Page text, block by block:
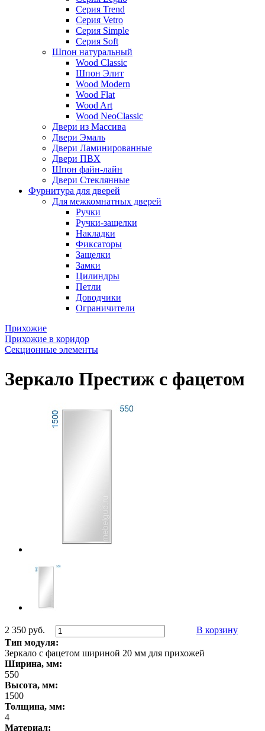
Серия Trend
Серия Vetro
Серия Simple
Серия Soft
Шпон натуральный
Wood Classic
Шпон Элит
Wood Modern
Wood Flat
Wood Art
Wood NeoClassic
Двери из Массива
Двери Эмаль
Двери Ламинированные
Двери ПВХ
Шпон файн-лайн
Двери Стеклянные
Фурнитура для дверей
Для межкомнатных дверей
Ручки
Ручки-защелки
Накладки
Фиксаторы
Защелки
Замки
Цилиндры
Петли
Доводчики
Ограничители
Прихожие
Прихожие в коридор
Секционные элементы
Зеркало Престиж с фацетом
2 350 руб.
В корзину
Тип модуля:
Зеркало с фацетом шириной 20 мм для прихожей
Ширина, мм:
550
Высота, мм:
1500
Толщина, мм:
4
Материал: